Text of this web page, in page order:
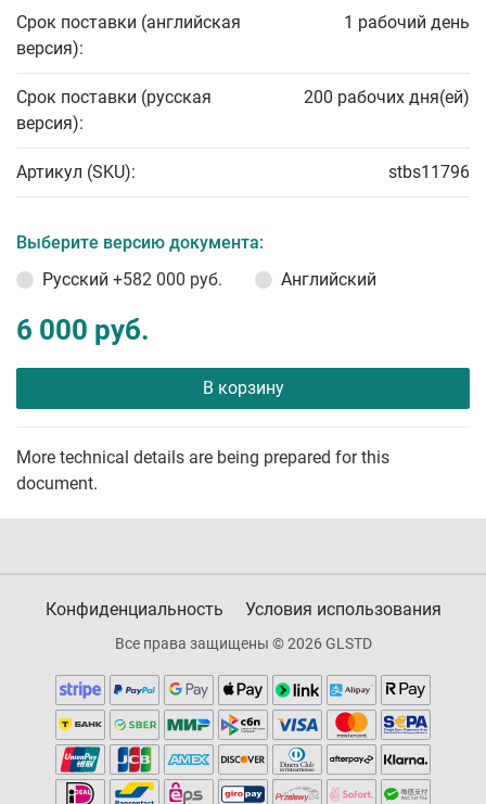
Срок поставки (английская
версия):
1 рабочий день
Срок поставки (русская
версия):
200 рабочих дня(ей)
Артикул (SKU): stbs11796
Выберите версию документа:
Русский +582 000 руб. Английский
6 000 руб.
В корзину
More technical details are being prepared for this
document.
Конфиденциальность Условия использования
Все права защищены © 2026 GLSTD